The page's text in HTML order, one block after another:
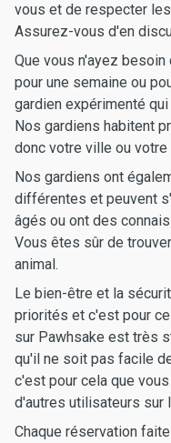
vous et de respecter
Assurez-vous d'en
Que vous n'ayez besoin
pour une semaine ou
gardien expérimenté
Nos gardiens habitent
donc votre ville ou votre
Nos gardiens ont
différentes et peuvent
âgés ou ont des
Vous êtes sûr de
animal.
Le bien-être et la
priorités et c'est pour
sur Pawhsake est très
qu'il ne soit pas facile
c'est pour cela que
d'autres utilisateurs sur
Chaque réservation